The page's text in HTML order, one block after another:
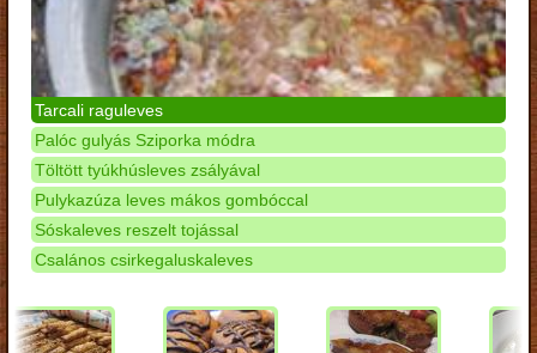
Tarcali raguleves
Palóc gulyás Sziporka módra
Töltött tyúkhúsleves zsályával
Pulykazúza leves mákos gombóccal
Sóskaleves reszelt tojással
Csalános csirkegaluskaleves